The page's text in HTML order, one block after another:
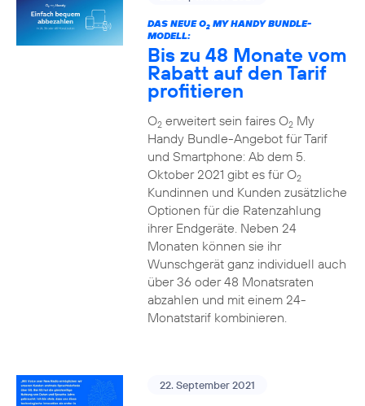
DAS NEUE O2MY HANDY BUNDLE-
MODELL:
Bis zu 48 Monate vom
Rabatt auf den Tarif
profitieren
O2erweitert sein faires O2My
Handy Bundle-Angebot für Tarif
und Smartphone: Ab dem 5.
Oktober 2021 gibt es für O2
Kundinnen und Kunden zusätzliche
Optionen für die Ratenzahlung
ihrer Endgeräte. Neben 24
Monaten können sie ihr
Wunschgerät ganz individuell auch
über 36 oder 48 Monatsraten
abzahlen und mit einem 24-
Monatstarif kombinieren.
22. September 2021